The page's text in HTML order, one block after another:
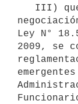
Ley N°
2009, se